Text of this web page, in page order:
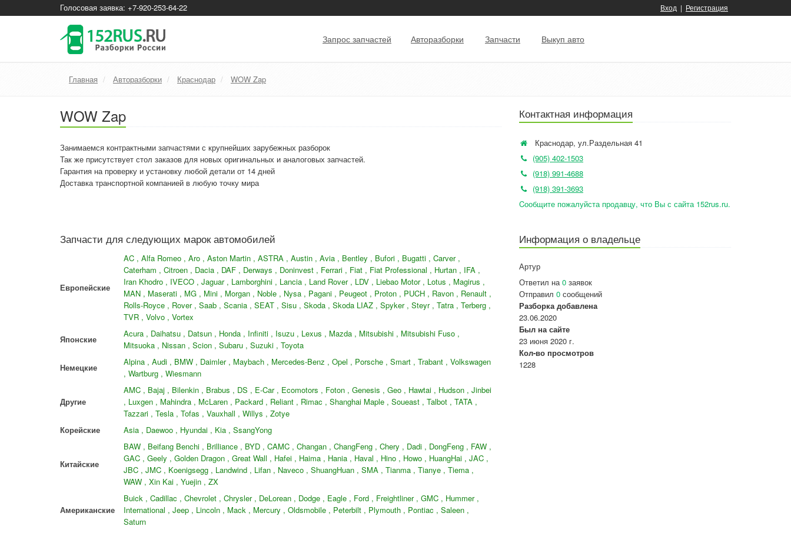
Голосовая заявка: +7-920-253-64-22 Вход | Регистрация
Запрос запчастей Авторазборки Запчасти Выкуп авто
Главная Авторазборки Краснодар WOW Zap
WOW Zap
Занимаемся контрактными запчастями с крупнейших зарубежных разборок
Так же присутствует стол заказов для новых оригинальных и аналоговых запчастей.
Гарантия на проверку и установку любой детали от 14 дней
Доставка транспортной компанией в любую точку мира
Контактная информация
Краснодар, ул.Раздельная 41
(905) 402-1503
(918) 991-4688
(918) 391-3693
Cообщите пожалуйста продавцу, что Вы с сайта 152rus.ru.
Запчасти для следующих марок автомобилей
Европейские
AC , Alfa Romeo , Aro , Aston Martin , ASTRA , Austin , Avia , Bentley , Bufori , Bugatti , Carver ,
Caterham , Citroen , Dacia , DAF , Derways , Doninvest , Ferrari , Fiat , Fiat Professional , Hurtan , IFA ,
Iran Khodro , IVECO , Jaguar , Lamborghini , Lancia , Land Rover , LDV , Liebao Motor , Lotus , Magirus ,
MAN , Maserati , MG , Mini , Morgan , Noble , Nysa , Pagani , Peugeot , Proton , PUCH , Ravon , Renault ,
Rolls-Royce , Rover , Saab , Scania , SEAT , Sisu , Skoda , Skoda LIAZ , Spyker , Steyr , Tatra , Terberg ,
TVR , Volvo , Vortex
Японские
Acura , Daihatsu , Datsun , Honda , Infiniti , Isuzu , Lexus , Mazda , Mitsubishi , Mitsubishi Fuso ,
Mitsuoka , Nissan , Scion , Subaru , Suzuki , Toyota
Немецкие
Alpina , Audi , BMW , Daimler , Maybach , Mercedes-Benz , Opel , Porsche , Smart , Trabant , Volkswagen
, Wartburg , Wiesmann
Другие
AMC , Bajaj , Bilenkin , Brabus , DS , E-Car , Ecomotors , Foton , Genesis , Geo , Hawtai , Hudson , Jinbei
, Luxgen , Mahindra , McLaren , Packard , Reliant , Rimac , Shanghai Maple , Soueast , Talbot , TATA ,
Tazzari , Tesla , Tofas , Vauxhall , Willys , Zotye
Корейские
Asia , Daewoo , Hyundai , Kia , SsangYong
Китайские
BAW , Beifang Benchi , Brilliance , BYD , CAMC , Changan , ChangFeng , Chery , Dadi , DongFeng , FAW ,
GAC , Geely , Golden Dragon , Great Wall , Hafei , Haima , Hania , Haval , Hino , Howo , HuangHai , JAC ,
JBC , JMC , Koenigsegg , Landwind , Lifan , Naveco , ShuangHuan , SMA , Tianma , Tianye , Tiema ,
WAW , Xin Kai , Yuejin , ZX
Американские
Buick , Cadillac , Chevrolet , Chrysler , DeLorean , Dodge , Eagle , Ford , Freightliner , GMC , Hummer ,
International , Jeep , Lincoln , Mack , Mercury , Oldsmobile , Peterbilt , Plymouth , Pontiac , Saleen ,
Saturn
Информация о владельце
Артур
Ответил на0 заявок
Отправил 0 сообщений
Разборка добавлена
23.06.2020
Был на сайте
23 июня 2020 г.
Кол-во просмотров
1228